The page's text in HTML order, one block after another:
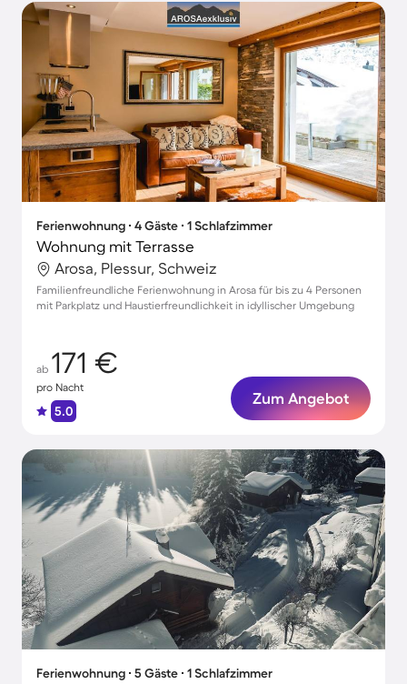
Ferienwohnung ∙ 4 Gäste ∙ 1 Schlafzimmer
Wohnung mit Terrasse
Arosa, Plessur, Schweiz
Familienfreundliche Ferienwohnung in Arosa für bis zu 4 Personen
mit Parkplatz und Haustierfreundlichkeit in idyllischer Umgebung
ab 171 €
pro Nacht
5.0
Zum Angebot
Ferienwohnung ∙ 5 Gäste ∙ 1 Schlafzimmer